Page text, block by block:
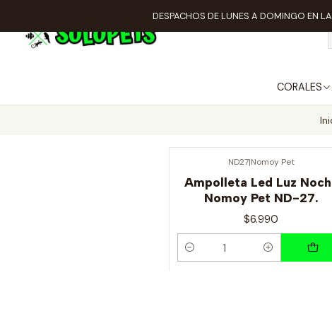
CORALES
DESPACHOS DE LUNES A DOMINGO EN
ND27|Nomoy Pet
Ampolleta Led Luz
Nomoy Pet ND-27.
$6.990
Cantidad